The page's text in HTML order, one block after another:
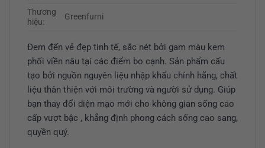
Thương
hiệu:
Greenfurni
Đem đến vẻ đẹp tinh tế, sắc nét bởi gam màu kem
phối viền nâu tại các điểm bo cạnh. Sản phẩm cấu
tạo bởi nguồn nguyên liệu nhập khẩu chính hãng, chất
liệu thân thiện với môi trường và người sử dụng. Giúp
bạn thay đổi diện mạo mới cho không gian sống cao
cấp vượt bậc , khẳng định phong cách sống cao sang,
quyền quý.